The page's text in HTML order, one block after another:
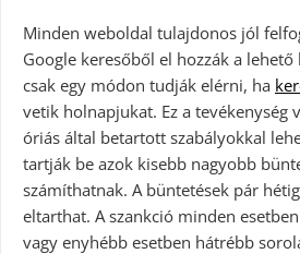
Minden weboldal tulajdonos jól
Google keresőből el hozzák a
csak egy módon tudják elérni, ha
vetik holnapjukat. Ez a tevékenység
óriás által betartott szabályokkal
tartják be azok kisebb nagyobb
számíthatnak. A büntetések pár
eltarthat. A szankció minden
vagy enyhébb esetben hátrébb